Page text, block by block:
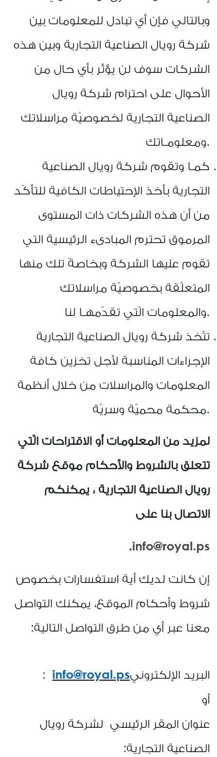
وبالتالي فإن أي تبادل للمعلومات بين
شركة رويال الصناعية التجارية وبين هذه
الشركات سوف لن يؤثّر بأي حال من
الأحوال على احترام شركة رويال
الصناعية التجارية لخصوصيّة مراسلاتك
ومعلومـاتك.
كمـا وتقوم شركة رويال الصناعية
التجارية بأخذ الإحتياطات الكافية للتأكّد
من أن هذه الشركات ذات المستوى
المرموق تحترم المبادىء الرئيسية التي
تقوم عليها الشركة وبخاصةً تلك منها
المتعلّقة بخصوصيّة مراسلاتك
والمعلومات الّتي تقدّمهـا لنا.
تتّخذ شركة رويال الصناعية التجارية
الإجراءات المناسبة لأجل تخزين كافة
المعلومات والمراسلات من خلال أنظمة
محكمة محميّة وسريّة.
لمزيد من المعلومات أو الاقتراحات الّتي
تتعلق بالشروط والأحكام موقع شركة
رويال الصناعية التجارية ، يمكنكم
الاتصال بنا على
info@royal.ps
.
إن كانت لديك أية استفسارات بخصوص
شروط وأحكام الموقع، يمكنك التواصل
معنا عبر أي من طرق التواصل التالية:
البريد الإلكتروني : info@royal.ps
أو
عنوان المقر الرئيسي لشركة رويال
الصناعية التجارية: